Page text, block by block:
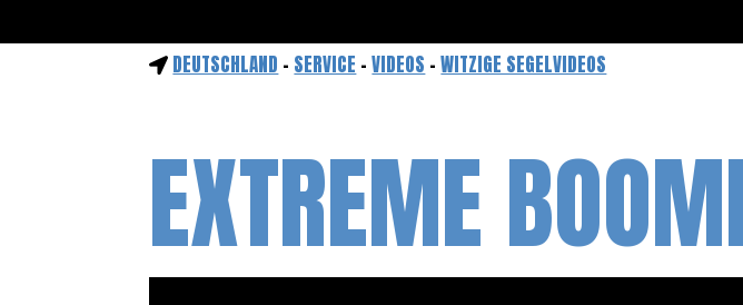
DEUTSCHLAND - SERVICE -VIDEOS -WITZIGE SEGELVIDEOS
EXTREME